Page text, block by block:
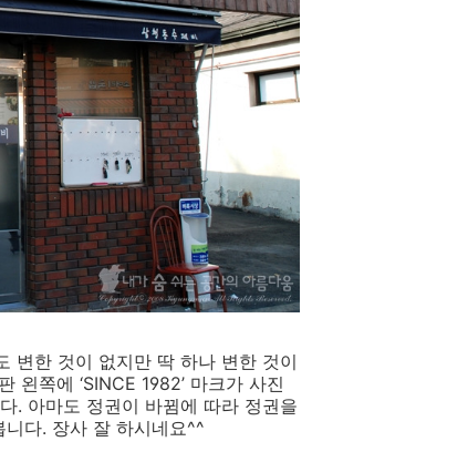
변한 것이 없지만 딱 하나 변한 것이
왼쪽에 ‘SINCE 1982’ 마크가 사진
. 아마도 정권이 바뀜에 따라 정권을
다. 장사 잘 하시네요^^